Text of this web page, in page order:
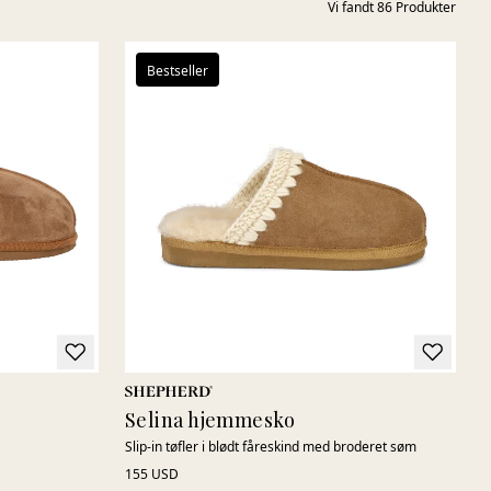
Vi fandt86 Produkter
Bestseller
Selina hjemmesko
Slip-in tøfler i blødt fåreskind med broderet søm
155 USD